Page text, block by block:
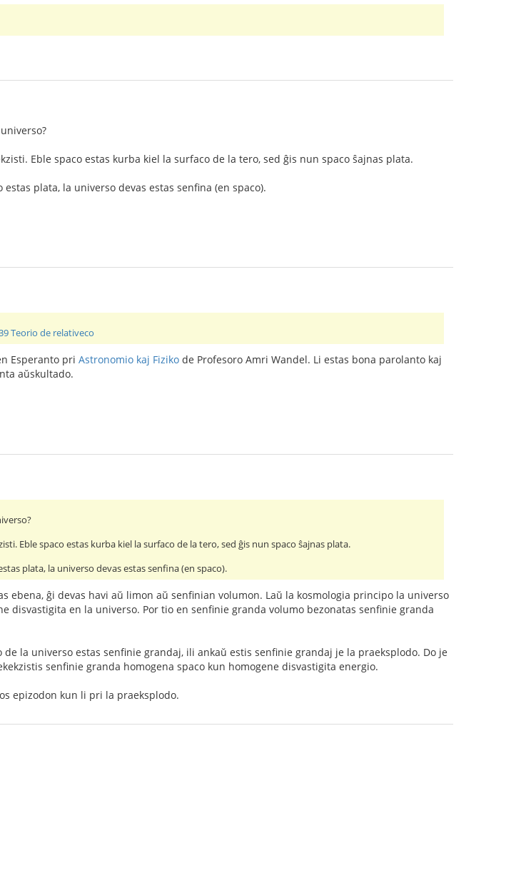
Eble spaco estas kurba kiel la surfaco de la tero, sed ĝis nun spaco ŝajnas plata.
plata, la universo devas estas senfina (en spaco).
Teorio de relativeco
Esperanto pri Astronomio kaj Fiziko de Profesoro Amri Wandel. Li estas bona parolanto kaj
aŭskultado.
Eble spaco estas kurba kiel la surfaco de la tero, sed ĝis nun spaco ŝajnas plata.
plata, la universo devas estas senfina (en spaco).
ebena, ĝi devas havi aŭ limon aŭ senfinian volumon. Laŭ la kosmologia principo la universo
disvastigita en la universo. Por tio en senfinie granda volumo bezonatas senfinie granda
de la universo estas senfinie grandaj, ili ankaŭ estis senfinie grandaj je la praeksplodo. Do je
senfinie granda homogena spaco kun homogene disvastigita energio.
epizodon kun li pri la praeksplodo.